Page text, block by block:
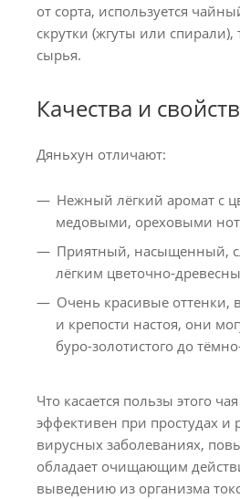
от сорта, используется
скрутки (жгуты или спирали),
сырья.
Качества и
Дяньхун отличают:
Нежный лёгкий аромат с
медовыми, ореховыми
Приятный, насыщенный,
лёгким цветочно-
Очень красивые оттенки,
и крепости настоя, они
буро-золотистого до
Что касается пользы этого
эффективен при простудах и
вирусных заболеваниях,
обладает очищающим
выведению из организма